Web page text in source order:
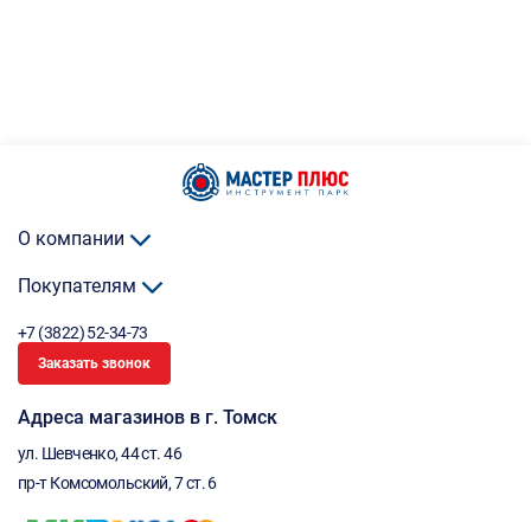
О компании
Покупателям
+7 (3822) 52-34-73
Заказать звонок
Адреса магазинов в г. Томск
ул. Шевченко, 44 ст. 46
пр-т Комсомольский, 7 ст. 6